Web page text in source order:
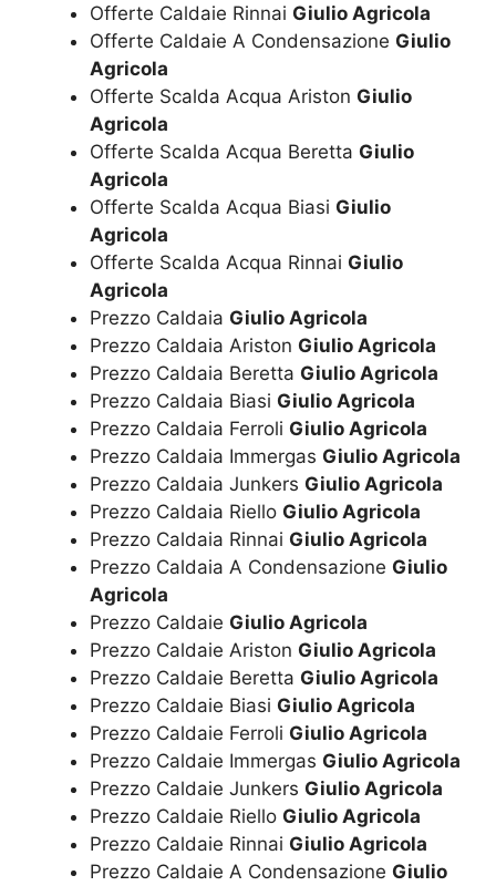
Offerte Caldaie Rinnai Giulio Agricola
Offerte Caldaie A Condensazione Giulio
Agricola
Offerte Scalda Acqua Ariston Giulio
Agricola
Offerte Scalda Acqua Beretta Giulio
Agricola
Offerte Scalda Acqua Biasi Giulio
Agricola
Offerte Scalda Acqua Rinnai Giulio
Agricola
Prezzo Caldaia Giulio Agricola
Prezzo Caldaia Ariston Giulio Agricola
Prezzo Caldaia Beretta Giulio Agricola
Prezzo Caldaia Biasi Giulio Agricola
Prezzo Caldaia Ferroli Giulio Agricola
Prezzo Caldaia Immergas Giulio Agricola
Prezzo Caldaia Junkers Giulio Agricola
Prezzo Caldaia Riello Giulio Agricola
Prezzo Caldaia Rinnai Giulio Agricola
Prezzo Caldaia A Condensazione Giulio
Agricola
Prezzo Caldaie Giulio Agricola
Prezzo Caldaie Ariston Giulio Agricola
Prezzo Caldaie Beretta Giulio Agricola
Prezzo Caldaie Biasi Giulio Agricola
Prezzo Caldaie Ferroli Giulio Agricola
Prezzo Caldaie Immergas Giulio Agricola
Prezzo Caldaie Junkers Giulio Agricola
Prezzo Caldaie Riello Giulio Agricola
Prezzo Caldaie Rinnai Giulio Agricola
Prezzo Caldaie A Condensazione Giulio